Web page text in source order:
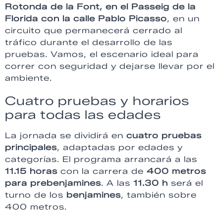
Rotonda de la Font, en el Passeig de la
Florida con la calle Pablo Picasso, en un
circuito que permanecerá cerrado al
tráfico durante el desarrollo de las
pruebas. Vamos, el escenario ideal para
correr con seguridad y dejarse llevar por el
ambiente.
Cuatro pruebas y horarios
para todas las edades
La jornada se dividirá en cuatro pruebas
principales, adaptadas por edades y
categorías. El programa arrancará a las
11.15 horas con la carrera de 400 metros
para prebenjamines. A las 11.30 h será el
turno de los benjamines, también sobre
400 metros.